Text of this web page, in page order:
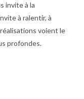
invite à la
à ralentir, à
voient le
profondes.